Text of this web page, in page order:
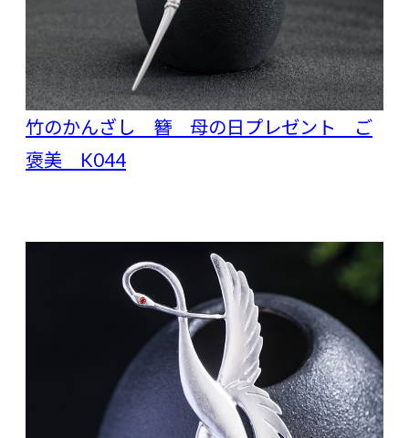
竹のかんざし 簪 母の日プレゼント ご
褒美 K044